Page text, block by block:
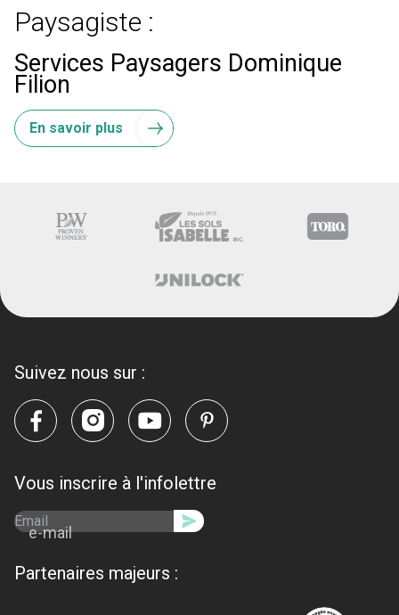
Paysagiste :
Services Paysagers Dominique
Filion
En savoir plus
Suivez nous sur :
Vous inscrire à l'infolettre
e-mail
Partenaires majeurs :